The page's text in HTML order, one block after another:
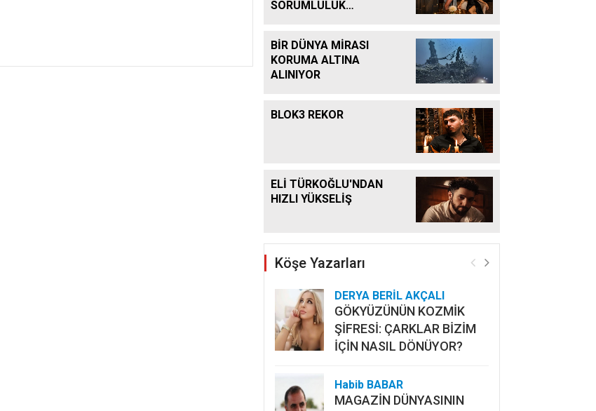
SORUMLULUK
BİR DÜNYA MİRASI
KORUMA ALTINA
ALINIYOR
BLOK3 REKOR
ELİ TÜRKOĞLU'NDAN
HIZLI YÜKSELİŞ
Köşe Yazarları
DERYA BERİL AKÇALI
GÖKYÜZÜNÜN KOZMİK
ŞİFRESİ: ÇARKLAR BİZİM
İÇİN NASIL DÖNÜYOR?
Habib BABAR
MAGAZİN DÜNYASININ